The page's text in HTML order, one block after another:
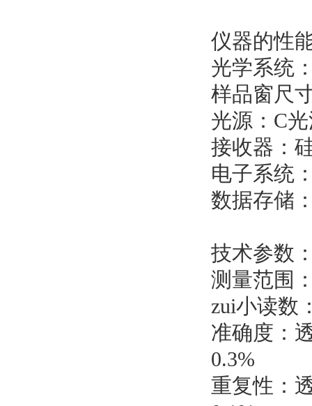
仪器的性
光学系统
样品窗尺
光源：C
接收器：
电子系统
数据存储
技术参数
测量范围
zui小读数
准确度：
0.3%
重复性：